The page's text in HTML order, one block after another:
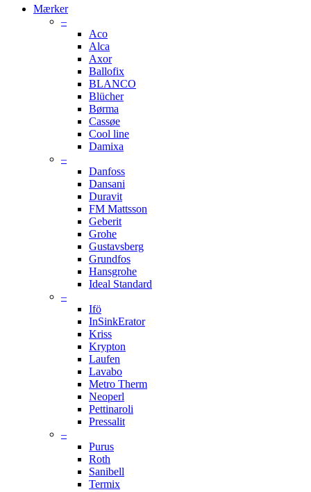
Mærker
–
Aco
Alca
Axor
Ballofix
BLANCO
Blücher
Børma
Cassøe
Cool line
Damixa
–
Danfoss
Dansani
Duravit
FM Mattsson
Geberit
Grohe
Gustavsberg
Grundfos
Hansgrohe
Ideal Standard
–
Ifö
InSinkErator
Kriss
Krypton
Laufen
Lavabo
Metro Therm
Neoperl
Pettinaroli
Pressalit
–
Purus
Roth
Sanibell
Termix